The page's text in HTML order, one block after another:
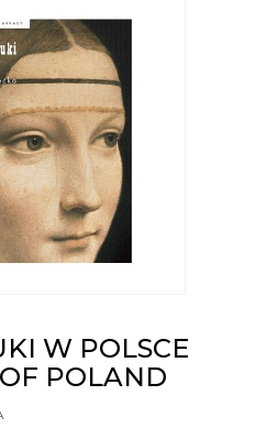
W POLSCE
POLAND